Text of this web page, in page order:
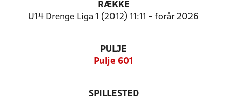
RÆKKE
U14 Drenge Liga 1 (2012) 11:11 - forår 2026
PULJE
Pulje 601
SPILLESTED